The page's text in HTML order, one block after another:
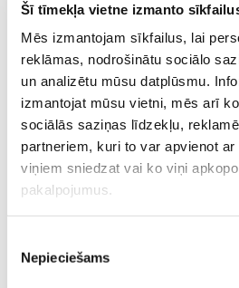
Šī tīmekļa vietne izmanto
Mēs izmantojam sīkfailus, lai
reklāmas, nodrošinātu sociālo
un analizētu mūsu datplūsmu.
izmantojat mūsu vietni, mēs arī
sociālās saziņas līdzekļu,
partneriem, kuri to var apvienot
viņiem sniedzat vai ko viņi
pakalpojumus.
izvēle
Nepieciešams
Aloe vera
ALOE VERA gultasveļa ir piesūcināta ar
vienmēr būs svaiga, bet arī dabīgais alvejas
vairošanos. Piemērota...
Rodyti daugiau